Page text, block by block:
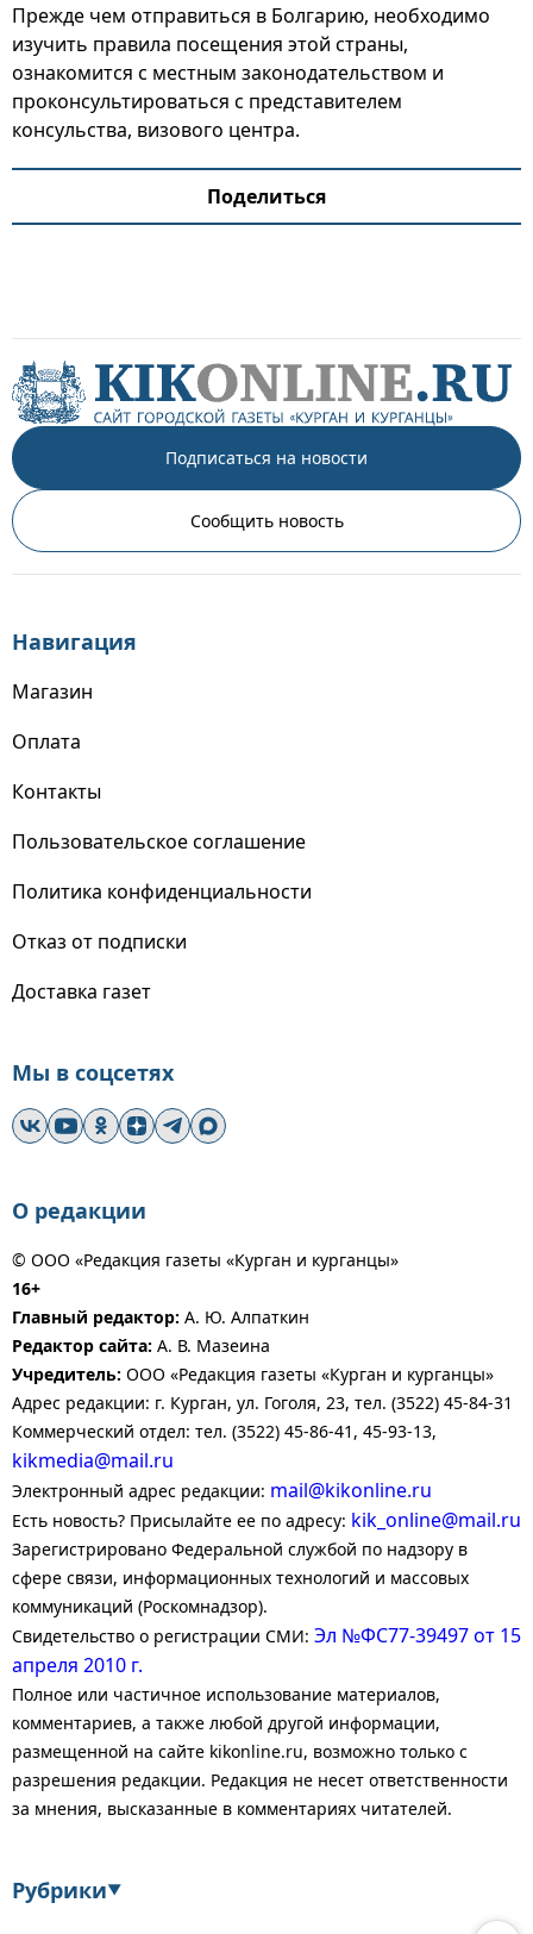
Прежде чем отправиться в Болгарию, необходимо
изучить правила посещения этой страны,
ознакомится с местным законодательством и
проконсультироваться с представителем
консульства, визового центра.
Поделиться
Подписаться на новости
Сообщить новость
Навигация
Магазин
Оплата
Контакты
Пользовательское соглашение
Политика конфиденциальности
Отказ от подписки
Доставка газет
Мы в соцсетях
О редакции
© ООО «Редакция газеты «Курган и курганцы»
16+
Главный редактор: А. Ю. Алпаткин
Редактор сайта: А. В. Мазеина
Учредитель: ООО «Редакция газеты «Курган и курганцы»
Адрес редакции: г. Курган, ул. Гоголя, 23, тел. (3522) 45-84-31
Коммерческий отдел: тел. (3522) 45-86-41, 45-93-13,
kikmedia@mail.ru
Электронный адрес редакции: mail@kikonline.ru
Есть новость? Присылайте ее по адресу: kik_online@mail.ru
Зарегистрировано Федеральной службой по надзору в
сфере связи, информационных технологий и массовых
коммуникаций (Роскомнадзор).
Свидетельство о регистрации СМИ: Эл №ФС77-39497 от 15
апреля 2010 г.
Полное или частичное использование материалов,
комментариев, а также любой другой информации,
размещенной на сайте kikonline.ru, возможно только с
разрешения редакции. Редакция не несет ответственности
за мнения, высказанные в комментариях читателей.
Рубрики▼